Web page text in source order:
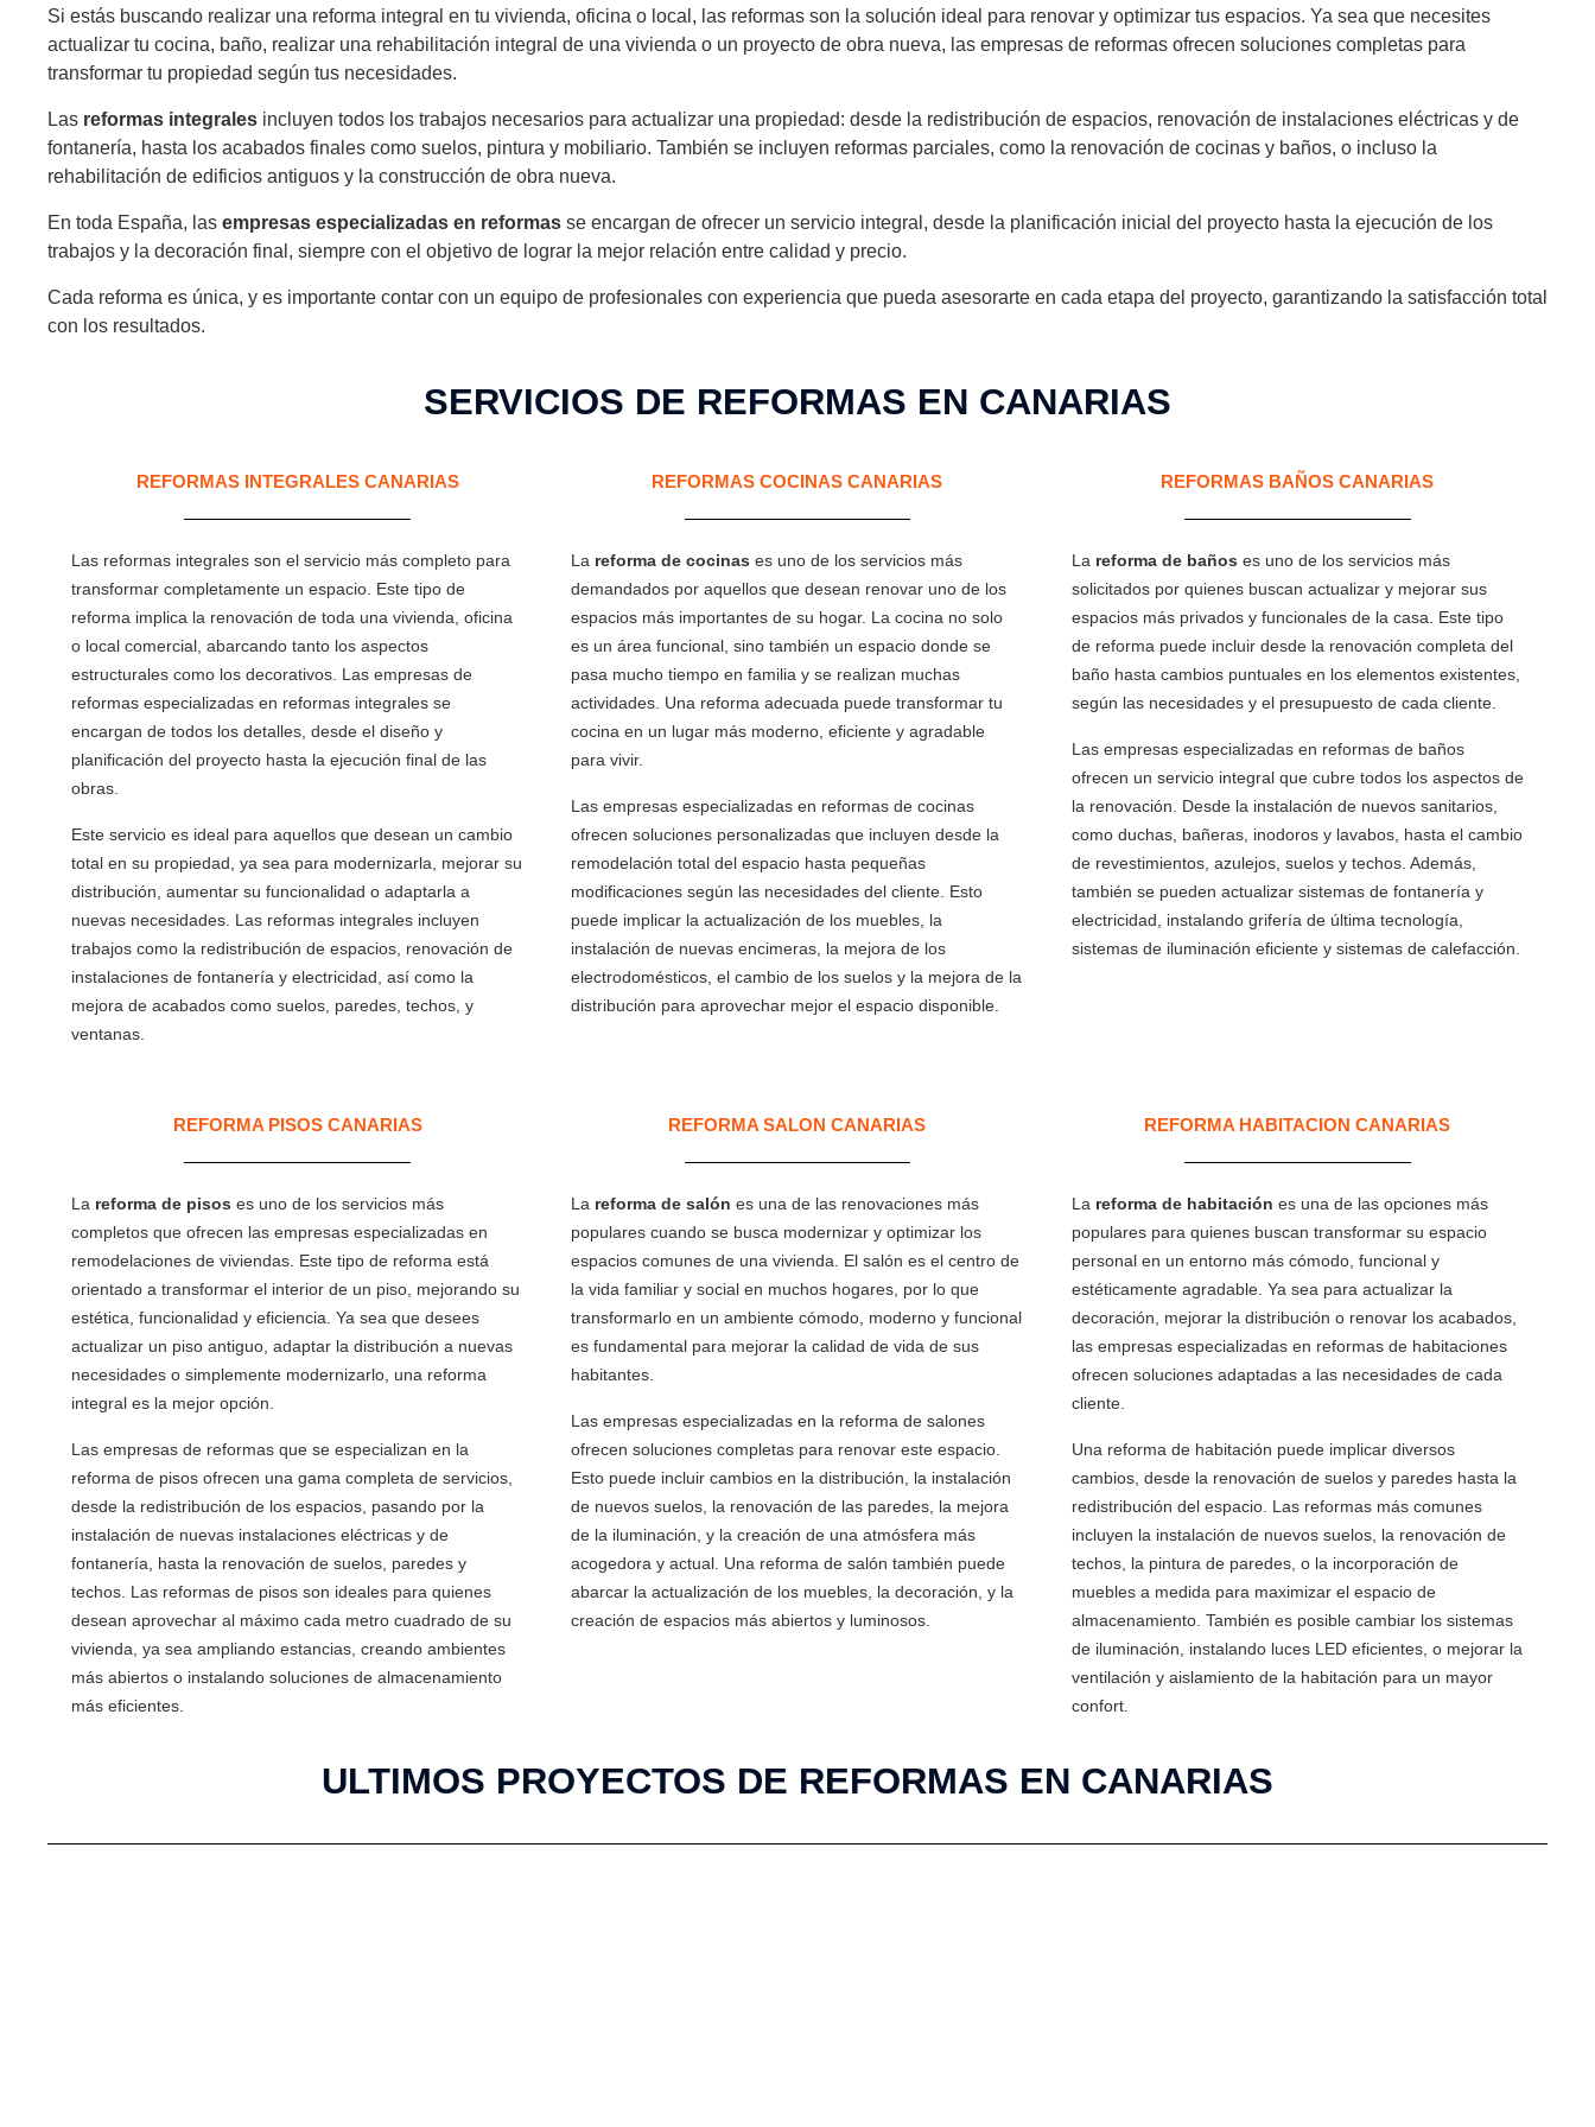
Si estás buscando realizar una reforma integral en tu vivienda, oficina o local, las reformas son la solución ideal para renovar y optimizar tus espacios. Ya sea que necesites
actualizar tu cocina, baño, realizar una rehabilitación integral de una vivienda o un proyecto de obra nueva, las empresas de reformas ofrecen soluciones completas para
transformar tu propiedad según tus necesidades.
Las reformas integrales incluyen todos los trabajos necesarios para actualizar una propiedad: desde la redistribución de espacios, renovación de instalaciones eléctricas y de
fontanería, hasta los acabados finales como suelos, pintura y mobiliario. También se incluyen reformas parciales, como la renovación de cocinas y baños, o incluso la
rehabilitación de edificios antiguos y la construcción de obra nueva.
En toda España, las empresas especializadas en reformas se encargan de ofrecer un servicio integral, desde la planificación inicial del proyecto hasta la ejecución de los
trabajos y la decoración final, siempre con el objetivo de lograr la mejor relación entre calidad y precio.
Cada reforma es única, y es importante contar con un equipo de profesionales con experiencia que pueda asesorarte en cada etapa del proyecto, garantizando la satisfacción total
con los resultados.
SERVICIOS DE REFORMAS EN CANARIAS
REFORMAS INTEGRALES CANARIAS
Las reformas integrales son el servicio más completo para
transformar completamente un espacio. Este tipo de
reforma implica la renovación de toda una vivienda, oficina
o local comercial, abarcando tanto los aspectos
estructurales como los decorativos. Las empresas de
reformas especializadas en reformas integrales se
encargan de todos los detalles, desde el diseño y
planificación del proyecto hasta la ejecución final de las
obras.
Este servicio es ideal para aquellos que desean un cambio
total en su propiedad, ya sea para modernizarla, mejorar su
distribución, aumentar su funcionalidad o adaptarla a
nuevas necesidades. Las reformas integrales incluyen
trabajos como la redistribución de espacios, renovación de
instalaciones de fontanería y electricidad, así como la
mejora de acabados como suelos, paredes, techos, y
ventanas.
REFORMAS COCINAS CANARIAS
La reforma de cocinas es uno de los servicios más
demandados por aquellos que desean renovar uno de los
espacios más importantes de su hogar. La cocina no solo
es un área funcional, sino también un espacio donde se
pasa mucho tiempo en familia y se realizan muchas
actividades. Una reforma adecuada puede transformar tu
cocina en un lugar más moderno, eficiente y agradable
para vivir.
Las empresas especializadas en reformas de cocinas
ofrecen soluciones personalizadas que incluyen desde la
remodelación total del espacio hasta pequeñas
modificaciones según las necesidades del cliente. Esto
puede implicar la actualización de los muebles, la
instalación de nuevas encimeras, la mejora de los
electrodomésticos, el cambio de los suelos y la mejora de la
distribución para aprovechar mejor el espacio disponible.
REFORMAS BAÑOS CANARIAS
La reforma de baños es uno de los servicios más
solicitados por quienes buscan actualizar y mejorar sus
espacios más privados y funcionales de la casa. Este tipo
de reforma puede incluir desde la renovación completa del
baño hasta cambios puntuales en los elementos existentes,
según las necesidades y el presupuesto de cada cliente.
Las empresas especializadas en reformas de baños
ofrecen un servicio integral que cubre todos los aspectos de
la renovación. Desde la instalación de nuevos sanitarios,
como duchas, bañeras, inodoros y lavabos, hasta el cambio
de revestimientos, azulejos, suelos y techos. Además,
también se pueden actualizar sistemas de fontanería y
electricidad, instalando grifería de última tecnología,
sistemas de iluminación eficiente y sistemas de calefacción.
REFORMA PISOS CANARIAS
La reforma de pisos es uno de los servicios más
completos que ofrecen las empresas especializadas en
remodelaciones de viviendas. Este tipo de reforma está
orientado a transformar el interior de un piso, mejorando su
estética, funcionalidad y eficiencia. Ya sea que desees
actualizar un piso antiguo, adaptar la distribución a nuevas
necesidades o simplemente modernizarlo, una reforma
integral es la mejor opción.
Las empresas de reformas que se especializan en la
reforma de pisos ofrecen una gama completa de servicios,
desde la redistribución de los espacios, pasando por la
instalación de nuevas instalaciones eléctricas y de
fontanería, hasta la renovación de suelos, paredes y
techos. Las reformas de pisos son ideales para quienes
desean aprovechar al máximo cada metro cuadrado de su
vivienda, ya sea ampliando estancias, creando ambientes
más abiertos o instalando soluciones de almacenamiento
más eficientes.
REFORMA SALON CANARIAS
La reforma de salón es una de las renovaciones más
populares cuando se busca modernizar y optimizar los
espacios comunes de una vivienda. El salón es el centro de
la vida familiar y social en muchos hogares, por lo que
transformarlo en un ambiente cómodo, moderno y funcional
es fundamental para mejorar la calidad de vida de sus
habitantes.
Las empresas especializadas en la reforma de salones
ofrecen soluciones completas para renovar este espacio.
Esto puede incluir cambios en la distribución, la instalación
de nuevos suelos, la renovación de las paredes, la mejora
de la iluminación, y la creación de una atmósfera más
acogedora y actual. Una reforma de salón también puede
abarcar la actualización de los muebles, la decoración, y la
creación de espacios más abiertos y luminosos.
REFORMA HABITACION CANARIAS
La reforma de habitación es una de las opciones más
populares para quienes buscan transformar su espacio
personal en un entorno más cómodo, funcional y
estéticamente agradable. Ya sea para actualizar la
decoración, mejorar la distribución o renovar los acabados,
las empresas especializadas en reformas de habitaciones
ofrecen soluciones adaptadas a las necesidades de cada
cliente.
Una reforma de habitación puede implicar diversos
cambios, desde la renovación de suelos y paredes hasta la
redistribución del espacio. Las reformas más comunes
incluyen la instalación de nuevos suelos, la renovación de
techos, la pintura de paredes, o la incorporación de
muebles a medida para maximizar el espacio de
almacenamiento. También es posible cambiar los sistemas
de iluminación, instalando luces LED eficientes, o mejorar la
ventilación y aislamiento de la habitación para un mayor
confort.
ULTIMOS PROYECTOS DE REFORMAS EN CANARIAS